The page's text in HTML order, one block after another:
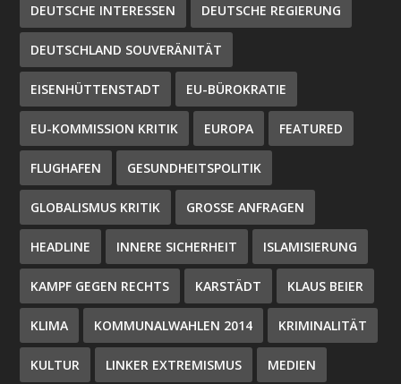
DEUTSCHE INTERESSEN DEUTSCHE REGIERUNG
DEUTSCHLAND SOUVERÄNITÄT
EISENHÜTTENSTADT EU-BÜROKRATIE
EU-KOMMISSION KRITIK EUROPA FEATURED
FLUGHAFEN GESUNDHEITSPOLITIK
GLOBALISMUS KRITIK GROSSE ANFRAGEN
HEADLINE INNERE SICHERHEIT ISLAMISIERUNG
KAMPF GEGEN RECHTS KARSTÄDT KLAUS BEIER
KLIMA KOMMUNALWAHLEN 2014 KRIMINALITÄT
KULTUR LINKER EXTREMISMUS MEDIEN